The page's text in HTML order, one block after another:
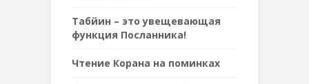
Табйин – это увещевающая
функция Посланника!
Чтение Корана на поминках